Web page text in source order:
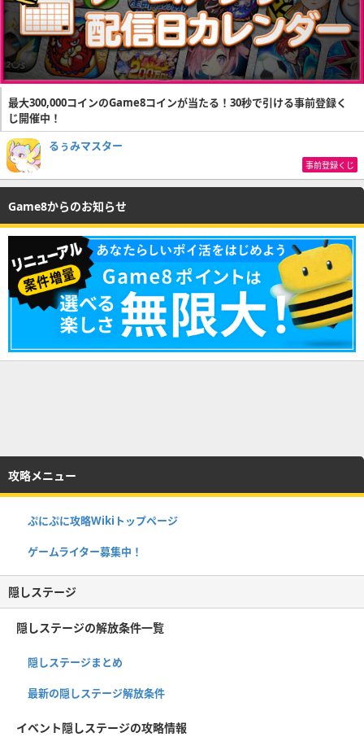
最大300,000コインのGame8コインが当たる！30秒で引ける事前登録く
じ開催中！
るぅみマスター
事前登録くじ
Game8からのお知らせ
攻略メニュー
ぷにぷに攻略Wikiトップページ
ゲームライター募集中！
隠しステージ
隠しステージの解放条件一覧
隠しステージまとめ
最新の隠しステージ解放条件
イベント隠しステージの攻略情報